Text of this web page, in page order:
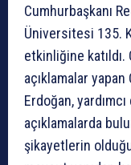
Cumhurbaşkanı
Üniversitesi 135.
etkinliğine
açıklamalar
Erdoğan,
açıklamalarda
şikayetlerin